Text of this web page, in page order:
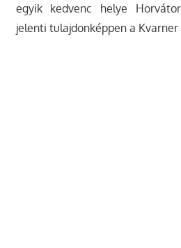
egyik kedvenc helye
jelenti tulajdonképpen a